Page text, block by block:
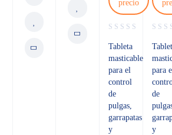
precio
Tableta
masticable
para el
control
de
pulgas,
garrapatas
y
para
de
y